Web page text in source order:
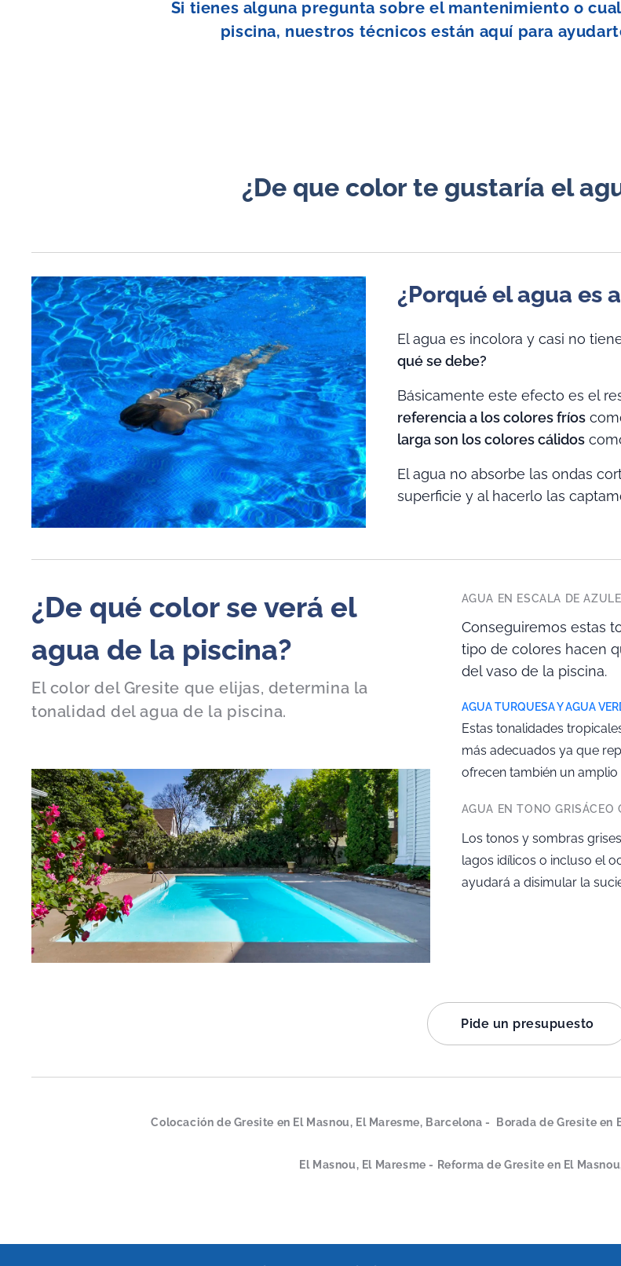
Si tienes alguna pregunta sobre el mantenimiento o
piscina, nuestros técnicos están aquí para
¿De que color te gustaría el
¿Porqué el agua es
El agua es incolora y casi no
qué se debe?
Básicamente este efecto es el
referencia a los colores fríos
larga son los colores cálidos
El agua no absorbe las ondas
superficie y al hacerlo las
¿De qué color se verá el
agua de la piscina?
El color del Gresite que elijas, determina la
tonalidad del agua de la piscina.
AGUA EN ESCALA DE
Conseguiremos estas
tipo de colores hacen
del vaso de la piscina.
AGUA TURQUESA Y AGUA
Estas tonalidades
más adecuados ya que
ofrecen también un
AGUA EN TONO GRISÁCEO
Los tonos y sombras
lagos idílicos o incluso el
ayudará a disimular la
Pide un presupuesto
Colocación de Gresite en El Masnou, El Maresme, Barcelona - Borada de Gresite en
El Masnou, El Maresme - Reforma de Gresite en El